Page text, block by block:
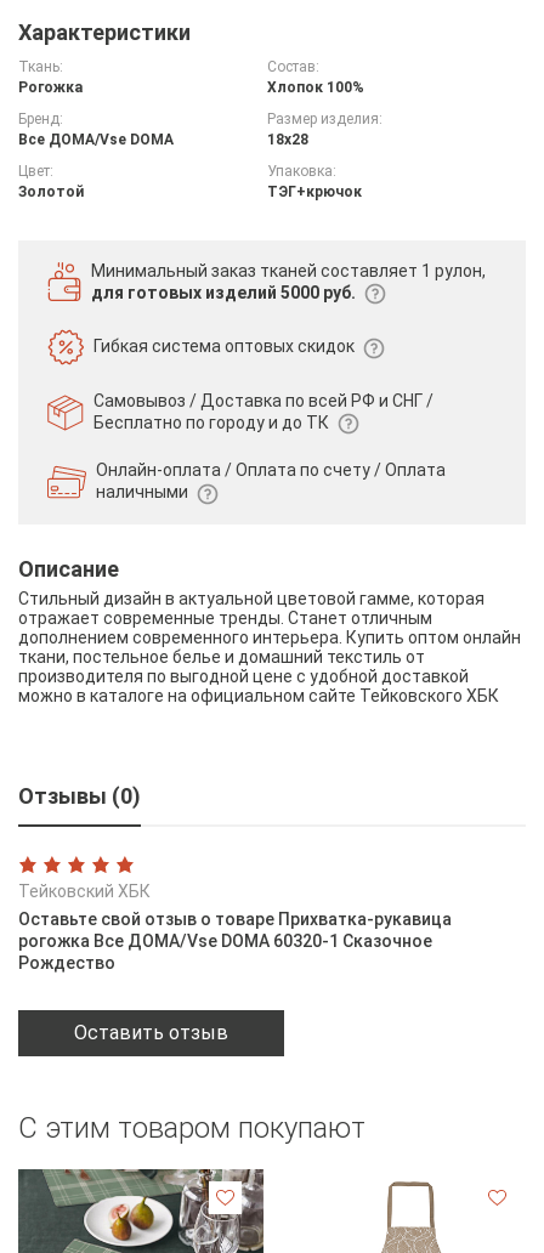
Характеристики
Ткань:
Рогожка
Состав:
Хлопок 100%
Бренд:
Все ДOMA/Vse DOMA
Размер изделия:
18х28
Цвет:
Золотой
Упаковка:
ТЭГ+крючок
Минимальный заказ тканей составляет 1 рулон,
для готовых изделий 5000 руб.
Гибкая системаоптовых скидок
Самовывоз / Доставка по всей РФ и СНГ /
Бесплатно по городу и до ТК
Онлайн-оплата / Оплата по счету /Оплата
наличными
Описание
Стильный дизайн в актуальной цветовой гамме, которая
отражает современные тренды. Станет отличным
дополнением современного интерьера. Купить оптом онлайн
ткани, постельное белье и домашний текстиль от
производителя по выгодной цене с удобной доставкой
можно в каталоге на официальном сайте Тейковского ХБК
Отзывы (0)
Тейковский ХБК
Оставьте свой отзыв о товаре Прихватка-рукавица
рогожка Все ДОМА/Vse DOMA 60320-1 Сказочное
Рождество
Оставить отзыв
С этим товаром покупают